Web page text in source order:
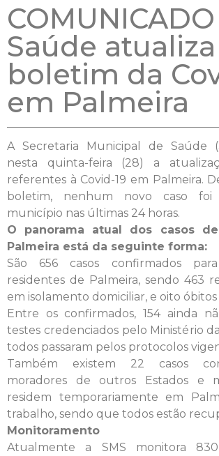
COMUNICADO
Saúde atualiza
boletim da
em Palmeira
A Secretaria Municipal de Saúde
nesta quinta-feira (28) a
referentes à Covid-19 em Palmeira.
boletim, nenhum novo caso foi
município nas últimas 24 horas.
O panorama atual dos casos
Palmeira está da seguinte forma:
São 656 casos confirmados
residentes de Palmeira, sendo 463
em isolamento domiciliar, e oito óbitos
Entre os confirmados, 154 ainda
testes credenciados pelo Ministério
todos passaram pelos protocolos
Também existem 22 casos
moradores de outros Estados e
residem temporariamente em
trabalho, sendo que todos estão
Monitoramento
Atualmente a SMS monitora